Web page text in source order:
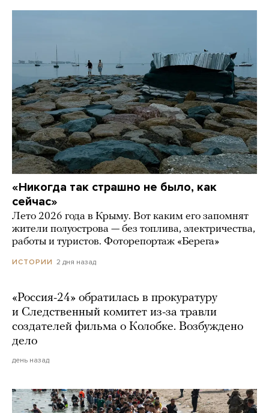
«Никогда так страшно не было, как
сейчас»
Лето 2026 года в Крыму. Вот каким его запомнят
жители полуострова — без топлива, электричества,
работы и туристов. Фоторепортаж «Берега»
ИСТОРИИ 2 дня назад
«Россия-24» обратилась в прокуратуру
и Следственный комитет из-за травли
создателей фильма о Колобке. Возбуждено
дело
день назад